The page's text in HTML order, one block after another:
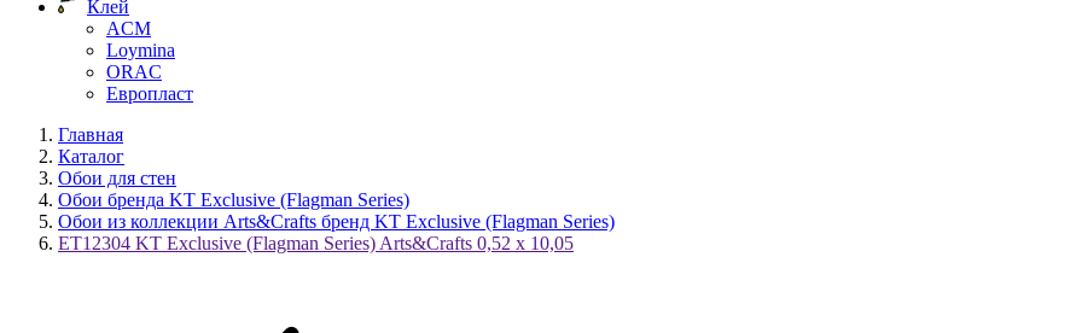
Клей
ACM
Loymina
ORAC
Европласт
Главная
Каталог
Обои для стен
Обои бренда KT Exclusive (Flagman Series)
Обои из коллекции Arts&Crafts бренд KT Exclusive (Flagman Series)
ET12304 KT Exclusive (Flagman Series) Arts&Crafts 0,52 х 10,05